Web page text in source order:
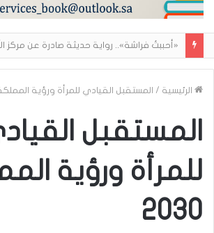
الرئيسية / المستقبل القيادي للمرأة ورؤية المملكة
المستقبل
للمرأة ورؤية
2030